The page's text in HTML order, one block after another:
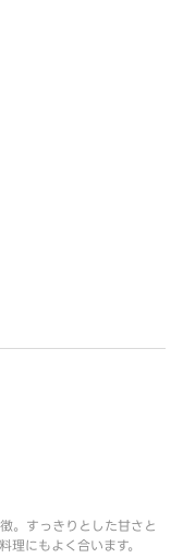
。すっきりとした甘さと
理にもよく合います。